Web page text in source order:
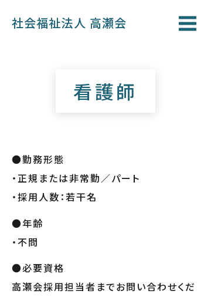
社会福祉法人 高瀬会
看護師
●勤務形態
・正規または非常勤／パート
・採用人数：若干名
●年齢
・不問
●必要資格
高瀬会採用担当者までお問い合わせくだ